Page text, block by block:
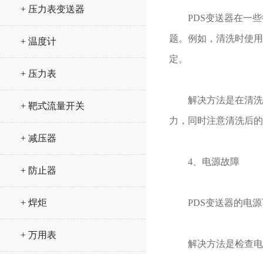
+ 压力表变送器
+ 温度计
+ 压力表
+ 靶式流量开关
+ 减压器
+ 防止器
+ 焊炬
+ 万用表
PDS变送器在一些
题。例如，清洗时使
定。
解决方法是在清洗
力，同时注意清洗后
4、电源故障
PDS变送器的电源
解决方法是检查电